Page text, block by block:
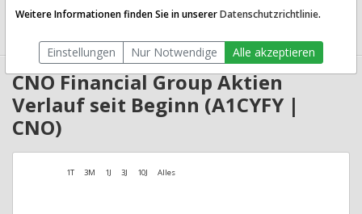
Anzahl
92,521,368
CNO Financial Group Aktien
Verlauf seit Beginn (A1CYFY |
CNO)
1T 3M 1J 3J 10J Alles
Weitere Informationen finden Sie in unsererDatenschutzrichtlinie.
Einstellungen Nur Notwendige Alle akzeptieren